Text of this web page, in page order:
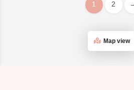
1 2
Map view